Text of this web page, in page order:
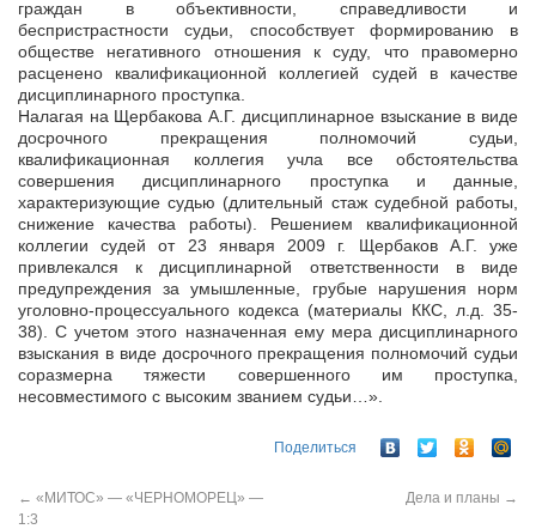
граждан в объективности, справедливости и
беспристрастности судьи, способствует формированию в
обществе негативного отношения к суду, что правомерно
расценено квалификационной коллегией судей в качестве
дисциплинарного проступка.
Налагая на Щербакова А.Г. дисциплинарное взыскание в виде
досрочного прекращения полномочий судьи,
квалификационная коллегия учла все обстоятельства
совершения дисциплинарного проступка и данные,
характеризующие судью (длительный стаж судебной работы,
снижение качества работы). Решением квалификационной
коллегии судей от 23 января 2009 г. Щербаков А.Г. уже
привлекался к дисциплинарной ответственности в виде
предупреждения за умышленные, грубые нарушения норм
уголовно-процессуального кодекса (материалы ККС, л.д. 35-
38). С учетом этого назначенная ему мера дисциплинарного
взыскания в виде досрочного прекращения полномочий судьи
соразмерна тяжести совершенного им проступка,
несовместимого с высоким званием судьи…».
Поделиться
← «МИТОС» — «ЧЕРНОМОРЕЦ» —
1:3
Дела и планы →